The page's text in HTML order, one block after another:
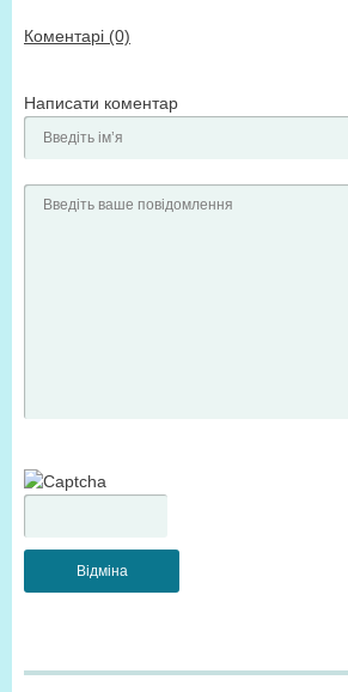
Коментарі (0)
Написати коментар